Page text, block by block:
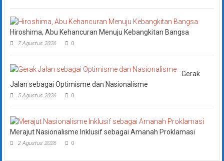
Hiroshima, Abu Kehancuran Menuju Kebangkitan Bangsa
7 Agustus 2026 0
Gerak
Jalan sebagai Optimisme dan Nasionalisme
5 Agustus 2026 0
Merajut Nasionalisme Inklusif sebagai Amanah Proklamasi
2 Agustus 2026 0